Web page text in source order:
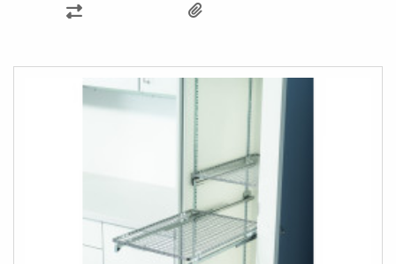
SAMMENLIGN